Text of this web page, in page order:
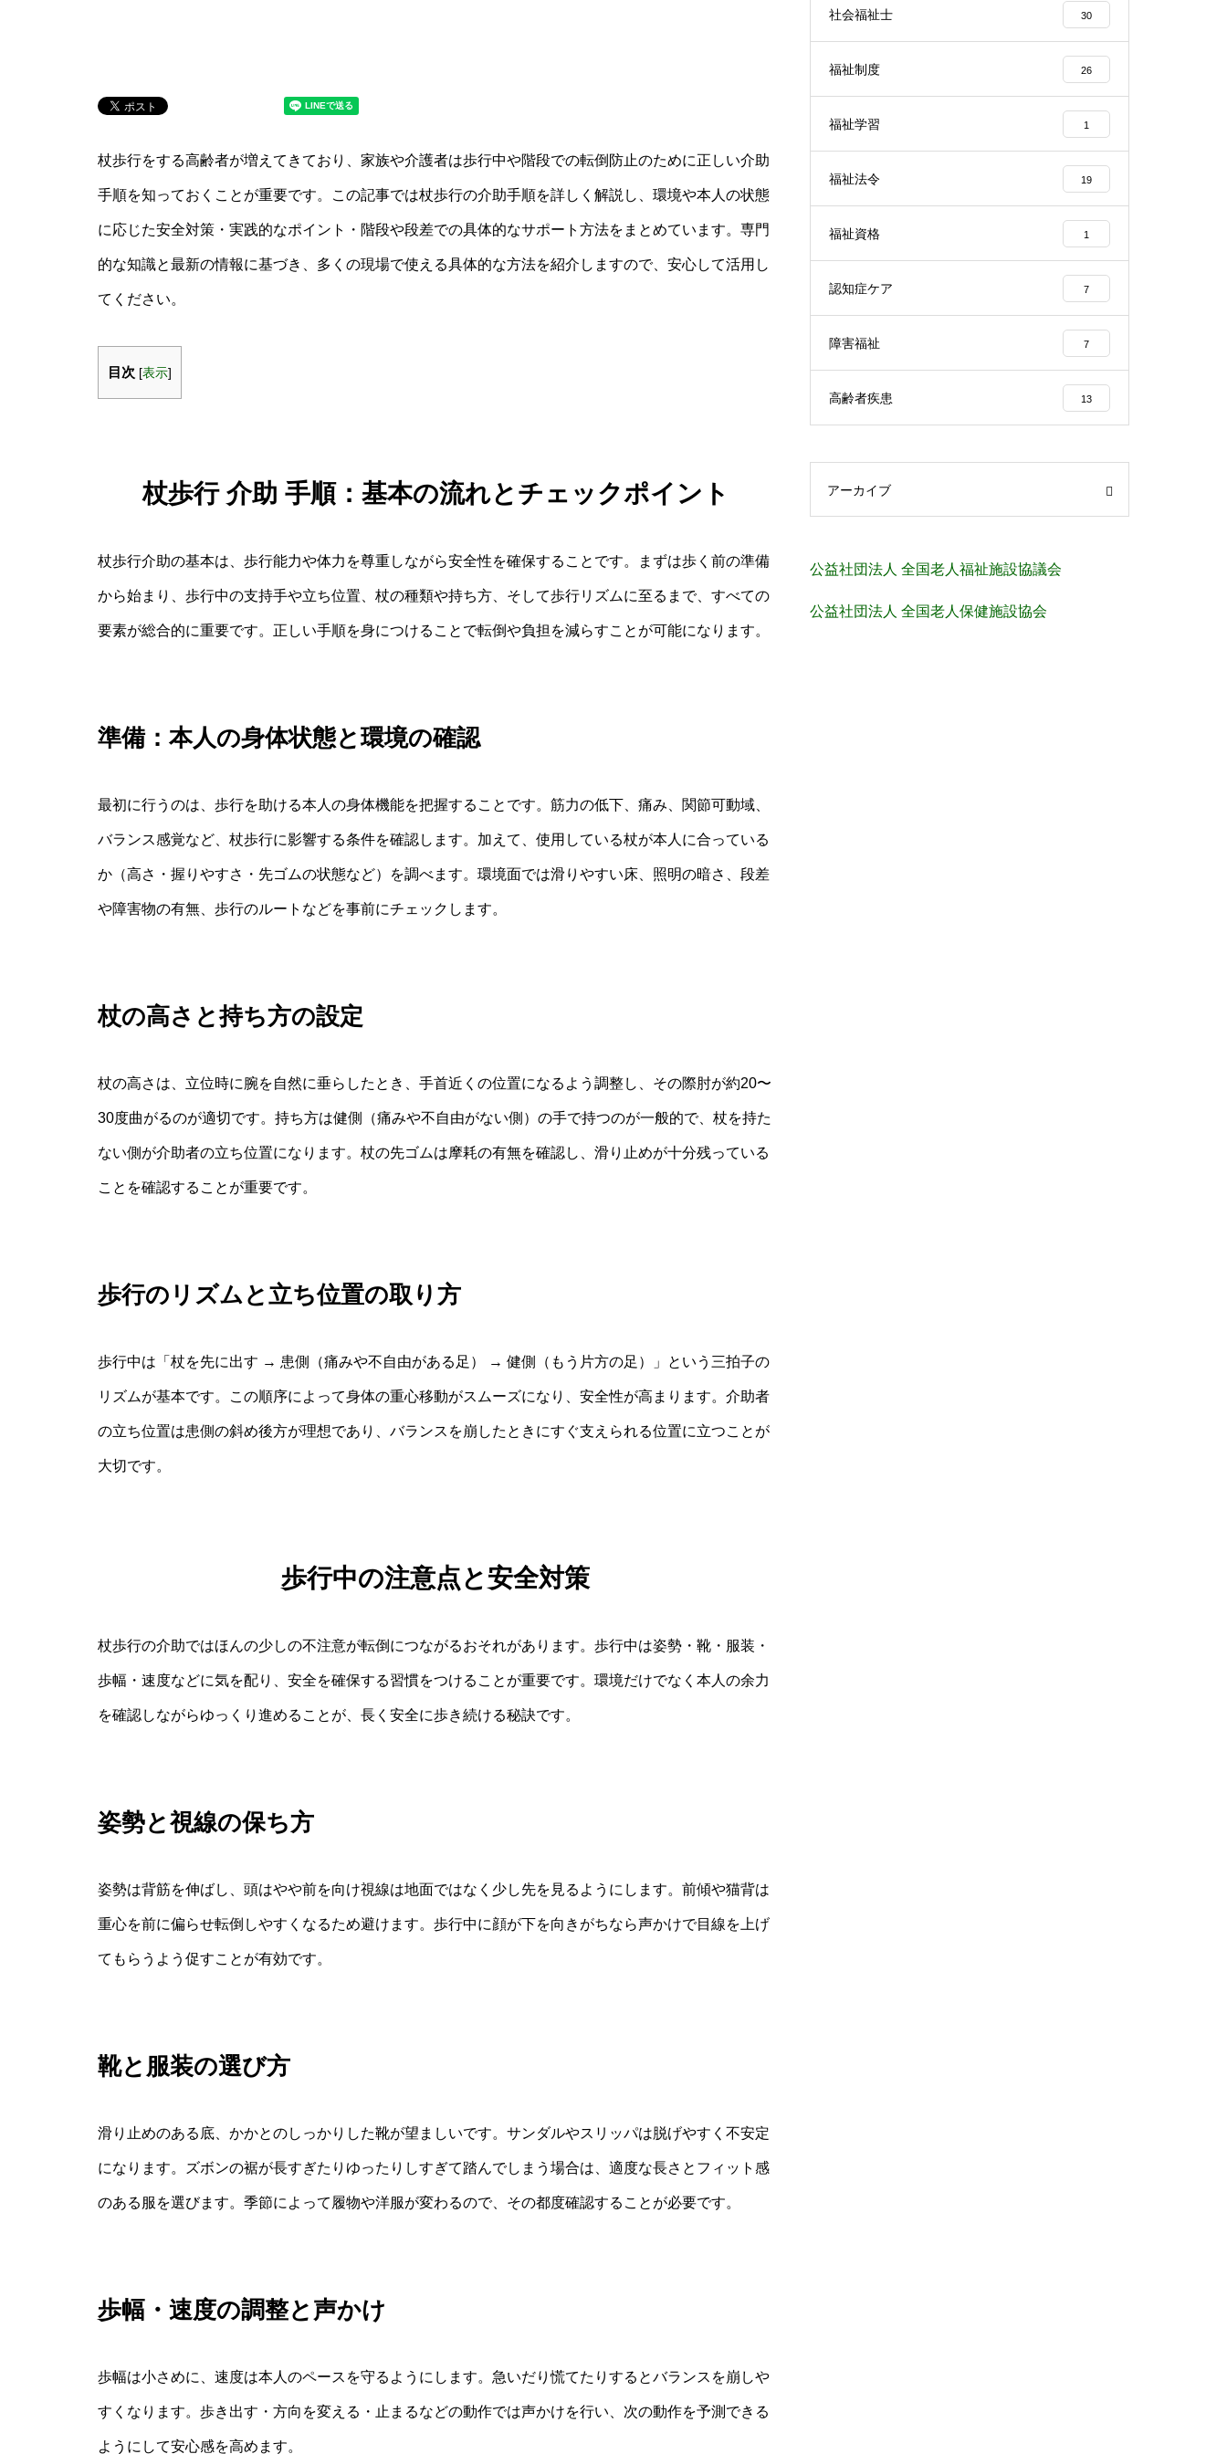
杖歩行をする高齢者が増えてきており、家族や介護者は歩行中や階段での転倒防止のために正しい介助
手順を知っておくことが重要です。この記事では杖歩行の介助手順を詳しく解説し、環境や本人の状態
に応じた安全対策・実践的なポイント・階段や段差での具体的なサポート方法をまとめています。専門
的な知識と最新の情報に基づき、多くの現場で使える具体的な方法を紹介しますので、安心して活用し
てください。
目次 [表示]
杖歩行 介助 手順：基本の流れとチェックポイント
杖歩行介助の基本は、歩行能力や体力を尊重しながら安全性を確保することです。まずは歩く前の準備
から始まり、歩行中の支持手や立ち位置、杖の種類や持ち方、そして歩行リズムに至るまで、すべての
要素が総合的に重要です。正しい手順を身につけることで転倒や負担を減らすことが可能になります。
準備：本人の身体状態と環境の確認
最初に行うのは、歩行を助ける本人の身体機能を把握することです。筋力の低下、痛み、関節可動域、
バランス感覚など、杖歩行に影響する条件を確認します。加えて、使用している杖が本人に合っている
か（高さ・握りやすさ・先ゴムの状態など）を調べます。環境面では滑りやすい床、照明の暗さ、段差
や障害物の有無、歩行のルートなどを事前にチェックします。
杖の高さと持ち方の設定
杖の高さは、立位時に腕を自然に垂らしたとき、手首近くの位置になるよう調整し、その際肘が約20〜
30度曲がるのが適切です。持ち方は健側（痛みや不自由がない側）の手で持つのが一般的で、杖を持た
ない側が介助者の立ち位置になります。杖の先ゴムは摩耗の有無を確認し、滑り止めが十分残っている
ことを確認することが重要です。
歩行のリズムと立ち位置の取り方
歩行中は「杖を先に出す → 患側（痛みや不自由がある足） → 健側（もう片方の足）」という三拍子の
リズムが基本です。この順序によって身体の重心移動がスムーズになり、安全性が高まります。介助者
の立ち位置は患側の斜め後方が理想であり、バランスを崩したときにすぐ支えられる位置に立つことが
大切です。
歩行中の注意点と安全対策
杖歩行の介助ではほんの少しの不注意が転倒につながるおそれがあります。歩行中は姿勢・靴・服装・
歩幅・速度などに気を配り、安全を確保する習慣をつけることが重要です。環境だけでなく本人の余力
を確認しながらゆっくり進めることが、長く安全に歩き続ける秘訣です。
姿勢と視線の保ち方
姿勢は背筋を伸ばし、頭はやや前を向け視線は地面ではなく少し先を見るようにします。前傾や猫背は
重心を前に偏らせ転倒しやすくなるため避けます。歩行中に顔が下を向きがちなら声かけで目線を上げ
てもらうよう促すことが有効です。
靴と服装の選び方
滑り止めのある底、かかとのしっかりした靴が望ましいです。サンダルやスリッパは脱げやすく不安定
になります。ズボンの裾が長すぎたりゆったりしすぎて踏んでしまう場合は、適度な長さとフィット感
のある服を選びます。季節によって履物や洋服が変わるので、その都度確認することが必要です。
歩幅・速度の調整と声かけ
歩幅は小さめに、速度は本人のペースを守るようにします。急いだり慌てたりするとバランスを崩しや
すくなります。歩き出す・方向を変える・止まるなどの動作では声かけを行い、次の動作を予測できる
ようにして安心感を高めます。
社会福祉士 30
福祉制度 26
福祉学習 1
福祉法令 19
福祉資格 1
認知症ケア 7
障害福祉 7
高齢者疾患 13
アーカイブ
公益社団法人 全国老人福祉施設協議会
公益社団法人 全国老人保健施設協会